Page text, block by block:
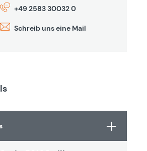
+49 2583 30032 0
Schreib uns eine Mail